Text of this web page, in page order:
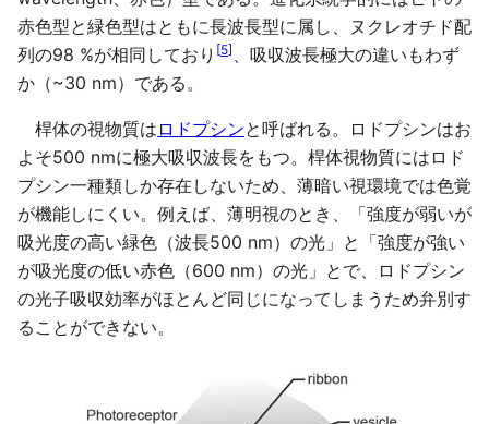
赤色型と緑色型はともに長波長型に属し、ヌクレオチド配
列の98 %が相同しており [5] 、吸収波長極大の違いもわず
か（~30 nm）である。
桿体の視物質は ロドプシンと呼ばれる。ロドプシンはお
よそ500 nmに極大吸収波長をもつ。桿体視物質にはロド
プシン一種類しか存在しないため、薄暗い視環境では色覚
が機能しにくい。例えば、薄明視のとき、「強度が弱いが
吸光度の高い緑色（波長500 nm）の光」と「強度が強い
が吸光度の低い赤色（600 nm）の光」とで、ロドプシン
の光子吸収効率がほとんど同じになってしまうため弁別す
ることができない。